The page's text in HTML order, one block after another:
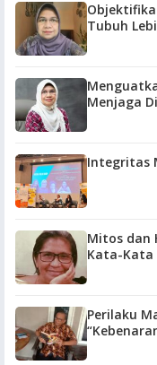
Tubuh
Menjaga
Integritas
Mitos dan Hoax KB :
Kata-Kata
Perilaku